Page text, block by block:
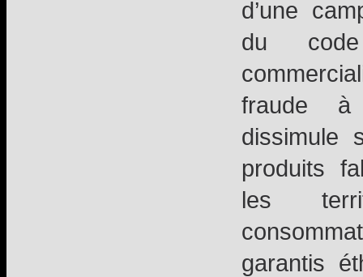
d’une
du
fraude à
dissimule
produits
les
garantis